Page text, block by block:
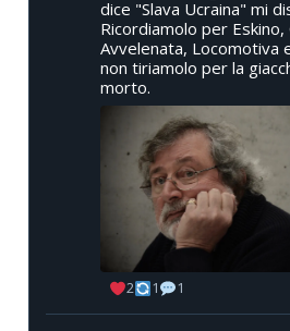
dice "Slava Ucraina" mi
Ricordiamolo per Eskino,
Avvelenata, Locomotiva
non tiriamolo per la
morto.
2 1 1